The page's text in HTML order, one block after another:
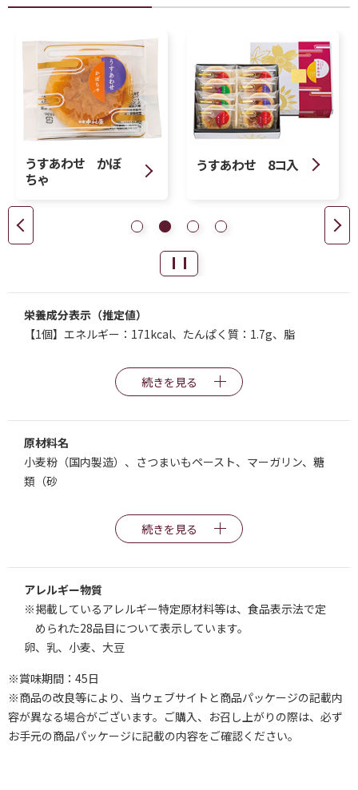
うすあわせ かぼ
ちゃ
うすあわせ 8コ入
栄養成分表示（推定値）
【1個】エネルギー：171kcal、たんぱく質：1.7g、脂
続きを見る
原材料名
小麦粉（国内製造）、さつまいもペースト、マーガリン、糖
類（砂
続きを見る
アレルギー物質
※掲載しているアレルギー特定原材料等は、食品表示法で定
められた28品目について表示しています。
卵、乳、小麦、大豆
※賞味期間：45日
※商品の改良等により、当ウェブサイトと商品パッケージの記載内
容が異なる場合がございます。ご購入、お召し上がりの際は、必ず
お手元の商品パッケージに記載の内容をご確認ください。